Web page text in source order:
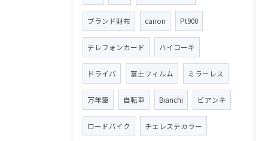
ブランド財布 canon Pt900
テレフォンカード ハイコーキ
ドライバ 富士フィルム ミラーレス
万年筆 自転車 Bianchi ビアンキ
ロードバイク チェレステカラー